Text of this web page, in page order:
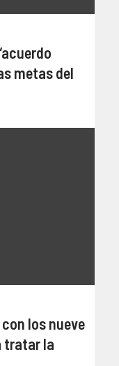
metas del
los nueve
tratar la